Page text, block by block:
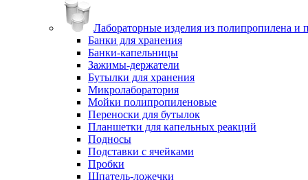
Лабораторные изделия из полипропилена и
Банки для хранения
Банки-капельницы
Зажимы-держатели
Бутылки для хранения
Микролаборатория
Мойки полипропиленовые
Переноски для бутылок
Планшетки для капельных реакций
Подносы
Подставки с ячейками
Пробки
Шпатель-ложечки